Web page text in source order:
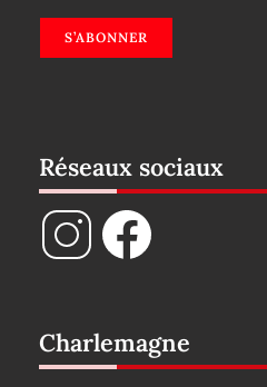
S’ABONNER
Réseaux sociaux
Charlemagne